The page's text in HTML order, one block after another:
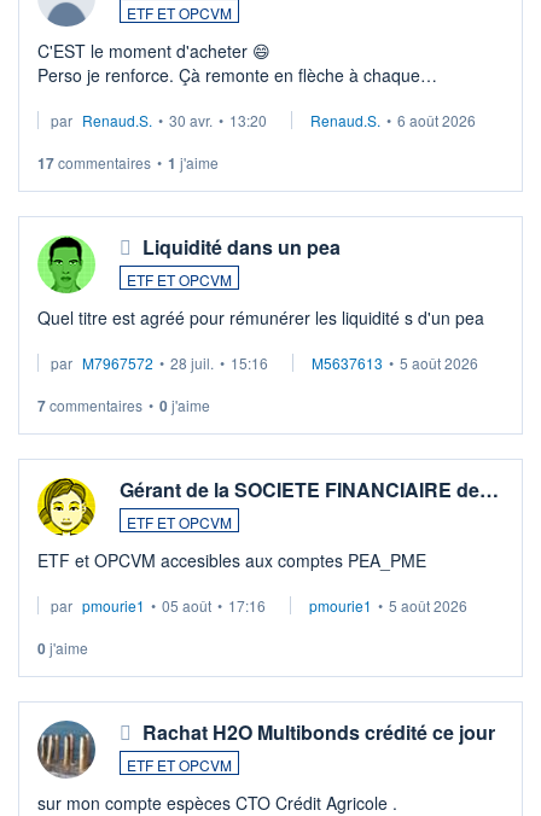
ETF ET OPCVM
C'EST le moment d'acheter 😄​
Perso je renforce. Çà remonte en flèche à chaque
Investissement long terme tip top pour sa retraite.
par Renaud.S. • 30 avr. • 13:20 Renaud.S. • 6 août 2026
17commentaires • 1 j'aime
Liquidité dans un pea
ETF ET OPCVM
Quel titre est agréé pour rémunérer les liquidité s d'un pea
par M7967572 • 28 juil. • 15:16 M5637613 • 5 août 2026
7commentaires • 0j'aime
Gérant de la SOCIETE FINANCIAIRE de…
ETF ET OPCVM
ETF et OPCVM accesibles aux comptes PEA_PME
par pmourie1 • 05 août • 17:16 pmourie1 • 5 août 2026
0j'aime
Rachat H2O Multibonds crédité ce jour
ETF ET OPCVM
sur mon compte espèces CTO Crédit Agricole .